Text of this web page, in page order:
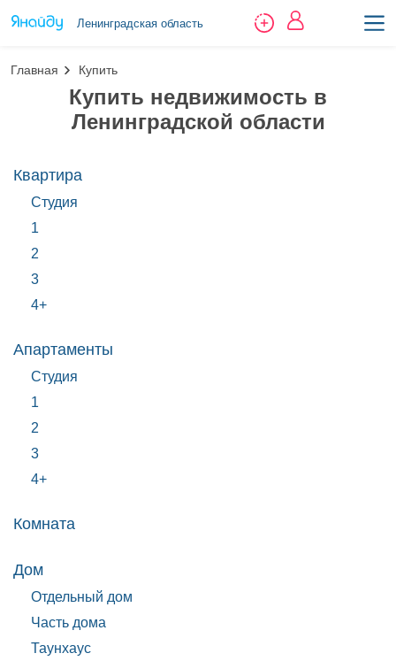
Ленинградская область
Главная Купить
Купить недвижимость в
Ленинградской области
Квартира
Студия
1
2
3
4+
Апартаменты
Студия
1
2
3
4+
Комната
Дом
Отдельный дом
Часть дома
Таунхаус